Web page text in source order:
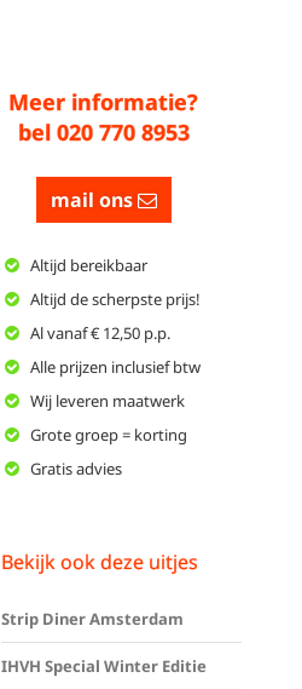
Meer informatie?
bel 020 770 8953
mail ons
Altijd bereikbaar
Altijd de scherpste prijs!
Al vanaf € 12,50 p.p.
Alle prijzen inclusief btw
Wij leveren maatwerk
Grote groep = korting
Gratis advies
Bekijk ook deze uitjes
Strip Diner Amsterdam
IHVH Special Winter Editie